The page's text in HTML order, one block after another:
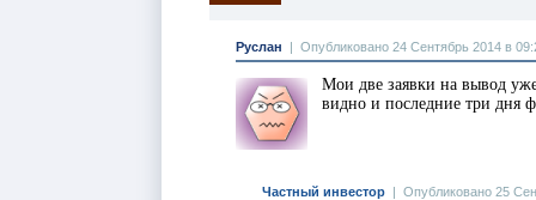
Руслан | Опубликовано 24 Сентябрь 2014 в
Мои две заявки на вывод
видно и последние три дня
Частный инвестор | Опубликовано 25